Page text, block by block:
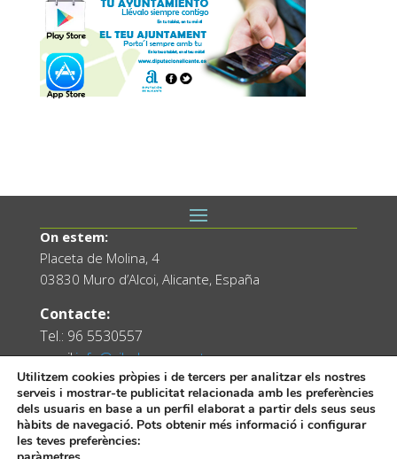
On estem:
Placeta de Molina, 4
03830 Muro d’Alcoi, Alicante, España
Contacte:
Tel.: 96 5530557
email:info@vilademuro.net
Utilitzem cookies pròpies i de tercers per analitzar els nostres
serveis i mostrar-te publicitat relacionada amb les preferències
dels usuaris en base a un perfil elaborat a partir dels seus seus
hàbits de navegació. Pots obtenir més informació i configurar
les teves preferències: